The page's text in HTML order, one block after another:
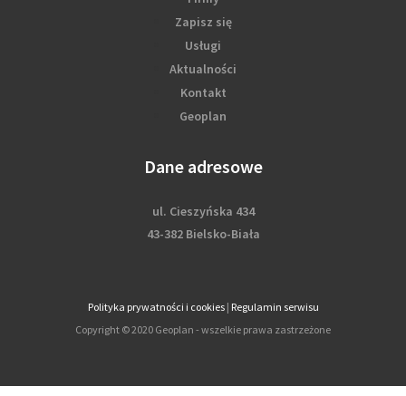
Zapisz się
Usługi
Aktualności
Kontakt
Geoplan
Dane adresowe
ul. Cieszyńska 434
43-382 Bielsko-Biała
Polityka prywatności i cookies| Regulamin serwisu
Copyright © 2020 Geoplan - wszelkie prawa zastrzeżone